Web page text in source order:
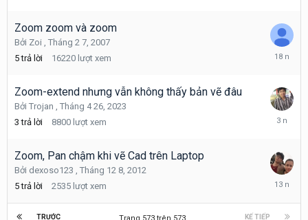
2011
Zoom zoom và zoom
Bởi Zoi , Tháng 2 7, 2007
5 trả lời 16220 lượt xem
Tháng
2008
Zoom-extend nhưng vẫn không thấy bản vẽ đâu
Bởi Trojan , Tháng 4 26, 2023
3 trả lời 8800 lượt xem
Tháng
2023
Zoom, Pan chậm khi vẽ Cad trên Laptop
Bởi dexoso123 , Tháng 12 8, 2012
5 trả lời 2535 lượt xem
Tháng
10,
2012
TRƯỚC KẾ TIẾP